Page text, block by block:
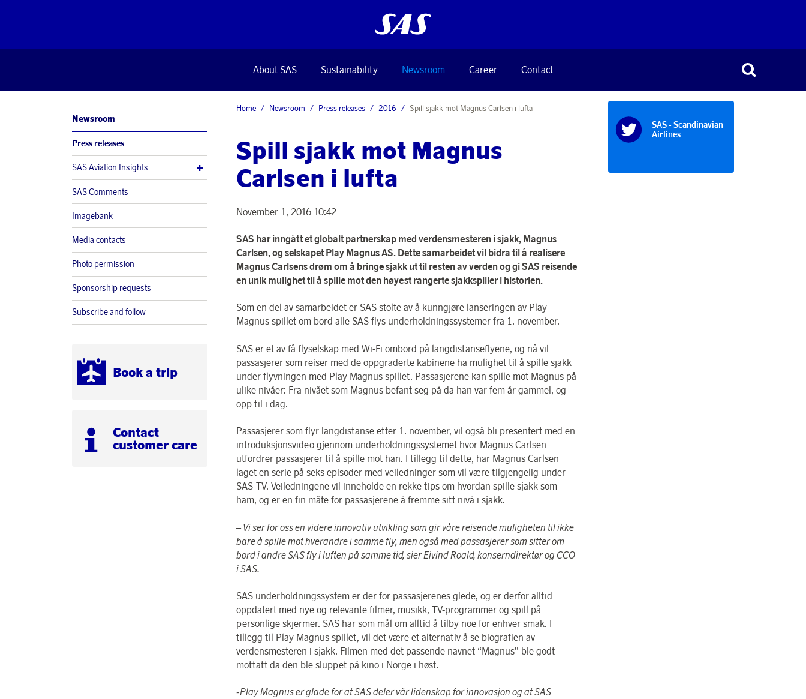
About SAS Sustainability Newsroom Career Contact
Newsroom
Press releases
SAS Aviation Insights
SAS Comments
Imagebank
Media contacts
Photo permission
Sponsorship requests
Subscribe and follow
Book a trip
Contact
customer care
Home Newsroom Press releases 2016 Spill sjakk mot Magnus Carlsen i lufta
Spill sjakk mot Magnus
Carlsen i lufta
November 1, 2016 10:42
SAS har inngått et globalt partnerskap med verdensmesteren i sjakk, Magnus
Carlsen, og selskapet Play Magnus AS. Dette samarbeidet vil bidra til å realisere
Magnus Carlsens drøm om å bringe sjakk ut til resten av verden og gi SAS reisende
en unik mulighet til å spille mot den høyest rangerte sjakkspiller i historien.
Som en del av samarbeidet er SAS stolte av å kunngjøre lanseringen av Play
Magnus spillet om bord alle SAS flys underholdningssystemer fra 1. november.
SAS er et av få flyselskap med Wi-Fi ombord på langdistanseflyene, og nå vil
passasjerer som reiser med de oppgraderte kabinene ha mulighet til å spille sjakk
under flyvningen med Play Magnus spillet. Passasjerene kan spille mot Magnus på
ulike nivåer: Fra nivået som Magnus befant seg på da han var fem år gammel, og
opp til i dag.
Passasjerer som flyr langdistanse etter 1. november, vil også bli presentert med en
introduksjonsvideo gjennom underholdningssystemet hvor Magnus Carlsen
utfordrer passasjerer til å spille mot han. I tillegg til dette, har Magnus Carlsen
laget en serie på seks episoder med veiledninger som vil være tilgjengelig under
SAS-TV. Veiledningene vil inneholde en rekke tips om hvordan spille sjakk som
ham, og er en fin måte for passasjerene å fremme sitt nivå i sjakk.
– Vi ser for oss en videre innovativ utvikling som gir våre reisende muligheten til ikke
bare å spille mot hverandre i samme fly, men også med passasjerer som sitter om
bord i andre SAS fly i luften på samme tid, sier Eivind Roald, konserndirektør og CCO
i SAS.
SAS underholdningssystem er der for passasjerenes glede, og er derfor alltid
oppdatert med nye og relevante filmer, musikk, TV-programmer og spill på
personlige skjermer. SAS har som mål om alltid å tilby noe for enhver smak. I
tillegg til Play Magnus spillet, vil det være et alternativ å se biografien av
verdensmesteren i sjakk. Filmen med det passende navnet “Magnus” ble godt
mottatt da den ble sluppet på kino i Norge i høst.
-Play Magnus er glade for at SAS deler vår lidenskap for innovasjon og at SAS
SAS - Scandinavian
Airlines